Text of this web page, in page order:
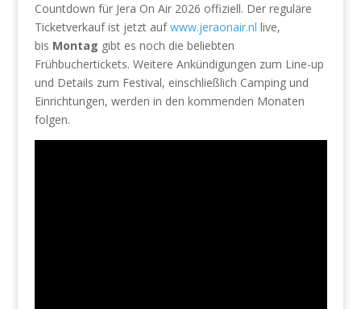
Countdown für Jera On Air 2026 offiziell. Der reguläre
Ticketverkauf ist jetzt aufwww.jeraonair.nl live,
bis Montag gibt es noch die beliebten
Frühbuchertickets. Weitere Ankündigungen zum Line-up
und Details zum Festival, einschließlich Camping und
Einrichtungen, werden in den kommenden Monaten
folgen.